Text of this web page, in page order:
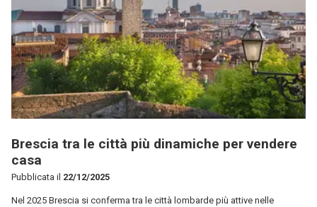
Brescia tra le città più dinamiche per vendere
casa
Pubblicata il 22/12/2025
Nel 2025 Brescia si conferma tra le città lombarde più attive nelle